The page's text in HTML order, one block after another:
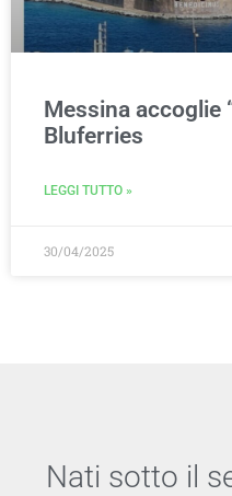
Messina accoglie
Bluferries
LEGGI TUTTO »
30/04/2025
Nati sotto il